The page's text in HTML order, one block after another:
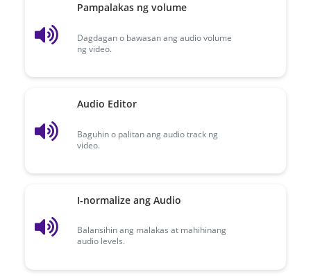
Pampalakas ng volume
Dagdagan o bawasan ang audio volume
ng video.
Audio Editor
Baguhin o palitan ang audio track ng
video.
I-normalize ang Audio
Balansihin ang malakas at mahihinang
audio levels.